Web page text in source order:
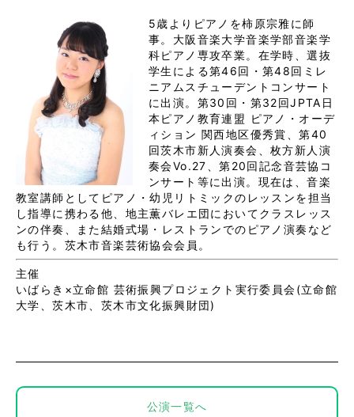
5歳よりピアノを柿原宗雅に師
事。 大阪音楽大学音楽学部音楽学
科ピアノ専攻卒業。在学時、選抜
学生による第46回・第48回ミレ
ニアムスチューデントコンサート
に出演。第30 回・第32回JPTA 日
本ピアノ教育連盟 ピアノ・オーデ
ィション 関西地区優秀賞、第40
回茨木市新人演奏会、枚方新人演
奏会Vo.27 、第20回記念音芸協コ
ンサート等に出演。 現在は、音楽
教室講師としてピアノ・幼児リトミックのレッスンを担当
し指導に携わる他、 地主薫バレエ団においてクラスレッス
ンの伴奏、また結婚式場・レストランでのピアノ演奏など
も行う。茨木市音楽芸術協会会員。
主催
いばらき×立命館 芸術振興プロジェクト実行委員会(立命館
大学、茨木市、茨木市文化振興財団)
公演一覧へ